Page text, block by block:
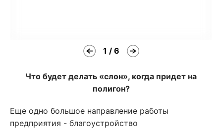
1 / 6
Что будет делать «слон», когда придет на
полигон?
Еще одно большое направление работы
предприятия - благоустройство